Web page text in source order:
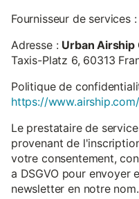
Fournisseur de services
Adresse : Urban Airship
Taxis-Platz 6, 60313
Politique de
https://
Le prestataire de
provenant de
votre consentement,
a DSGVO pour envoyer
newsletter en notre